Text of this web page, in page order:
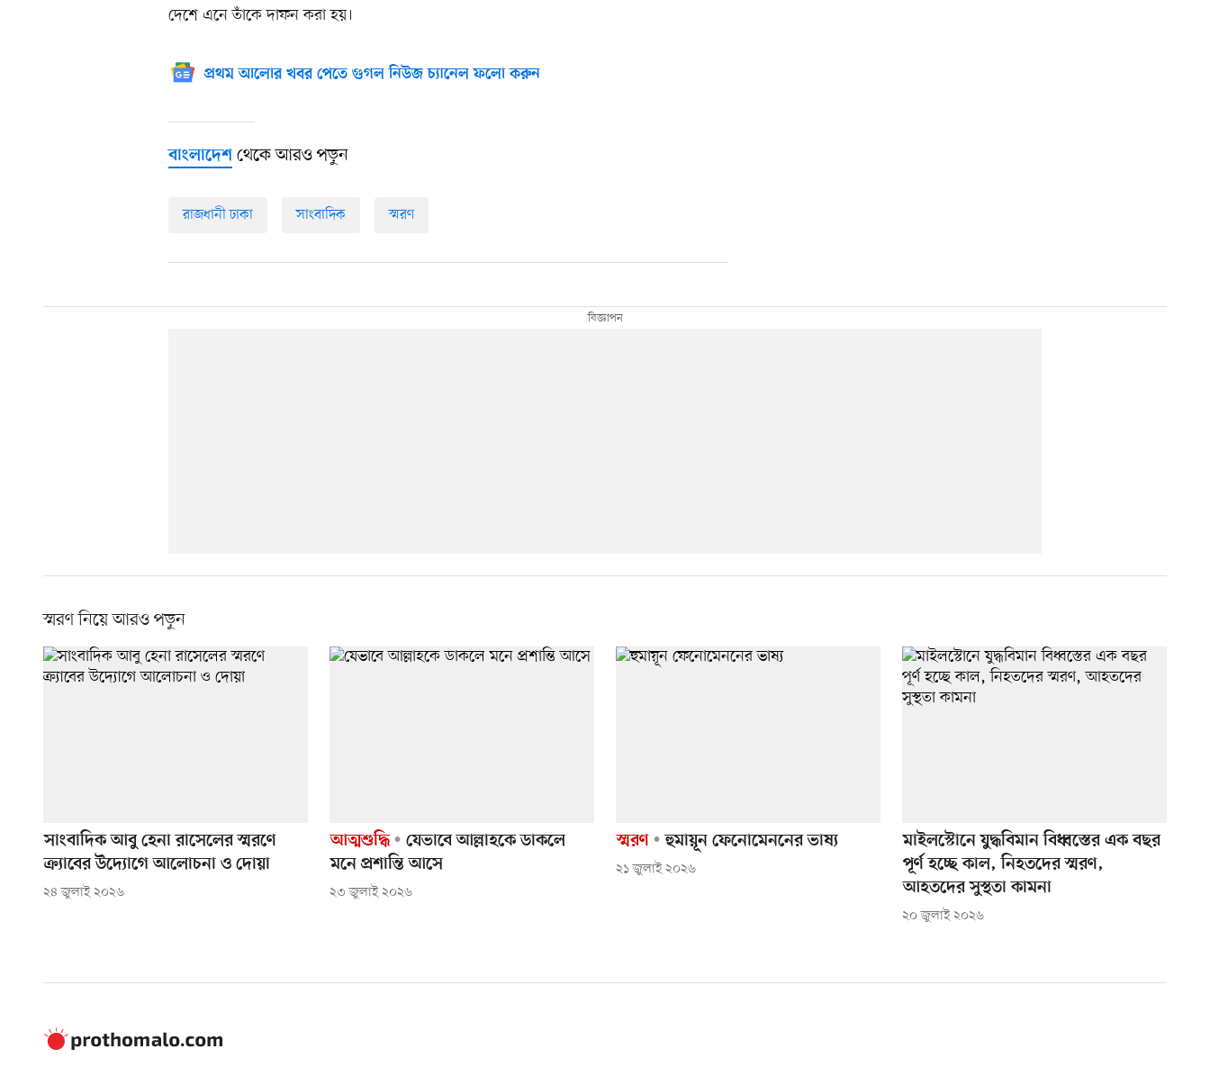
দেশে এনে তাঁকে দাফন করা হয়।
প্রথম আলোর খবর পেতে গুগল নিউজ চ্যানেল ফলো করুন
বাংলাদেশ থেকে আরও পড়ুন
রাজধানী ঢাকা সাংবাদিক স্মরণ
স্মরণ নিয়ে আরও পড়ুন
সাংবাদিক আবু হেনা রাসেলের স্মরণে
ক্র্যাবের উদ্যোগে আলোচনা ও দোয়া
২৪ জুলাই ২০২৬
আত্মশুদ্ধি
যেভাবে আল্লাহকে ডাকলে
মনে প্রশান্তি আসে
২৩ জুলাই ২০২৬
স্মরণ হুমায়ূন ফেনোমেননের ভাষ্য
২১ জুলাই ২০২৬
মাইলস্টোনে যুদ্ধবিমান বিধ্বস্তের এক বছর
পূর্ণ হচ্ছে কাল, নিহতদের স্মরণ,
আহতদের সুস্থতা কামনা
২০ জুলাই ২০২৬